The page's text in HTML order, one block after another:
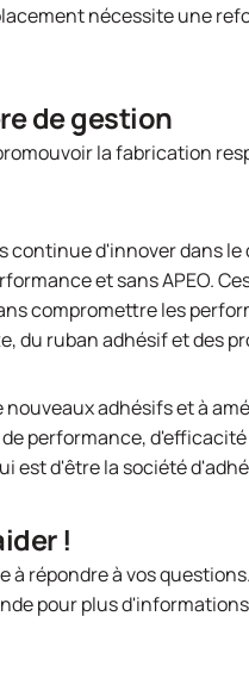
nécessite une
de gestion
la fabrication
continue d'innover dans
et sans APEO.
compromettre les
du ruban adhésif et des
adhésifs et à
performance,
est d'être la société
!
à répondre à vos questions.
pour plus